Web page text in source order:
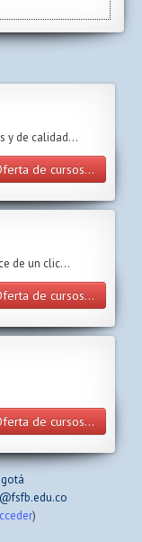
y de calidad...
de cursos...
de un clic…
de cursos...
de cursos...
)